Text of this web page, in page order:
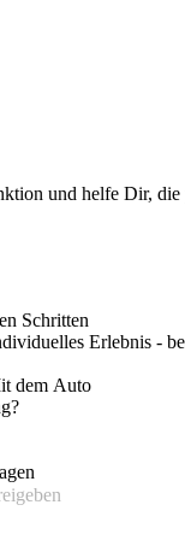
und helfe Dir,
Schritten
Erlebnis -
dem Auto